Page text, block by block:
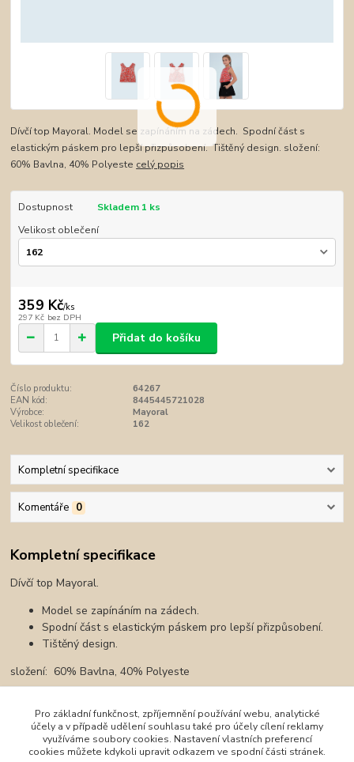
Dívčí top Mayoral. Model se zapínáním na zádech. Spodní část s
elastickým páskem pro lepší přizpůsobení. Tištěný design. složení:
60% Bavlna, 40% Polyeste celý popis
Dostupnost
Skladem 1 ks
Velikost oblečení
359 Kč/ks
297 Kč bez DPH
Přidat do košíku
Číslo produktu:
64267
EAN kód:
8445445721028
Výrobce:
Mayoral
Velikost oblečení:
162
Kompletní specifikace
Komentáře 0
Kompletní specifikace
Dívčí top Mayoral.
Model se zapínáním na zádech.
Spodní část s elastickým páskem pro lepší přizpůsobení.
Tištěný design.
složení: 60% Bavlna, 40% Polyeste
Zboží zařazeno v kategoriích
Pro základní funkčnost, zpříjemnění používání webu, analytické
účely a v případě udělení souhlasu také pro účely cílení reklamy
využíváme soubory cookies. Nastavení vlastních preferencí
cookies můžete kdykoli upravit odkazem ve spodní části stránek.